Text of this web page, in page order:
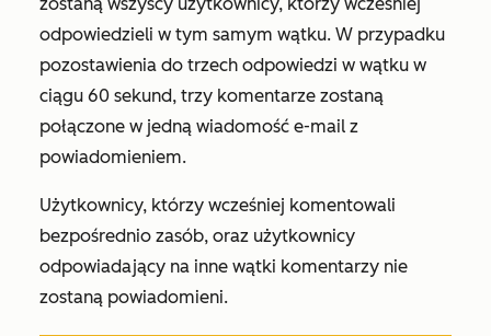
zostaną wszyscy użytkownicy, którzy wcześniej
odpowiedzieli w tym samym wątku. W przypadku
pozostawienia do trzech odpowiedzi w wątku w
ciągu 60 sekund, trzy komentarze zostaną
połączone w jedną wiadomość e-mail z
powiadomieniem.
Użytkownicy, którzy wcześniej komentowali
bezpośrednio zasób, oraz użytkownicy
odpowiadający na inne wątki komentarzy nie
zostaną powiadomieni.